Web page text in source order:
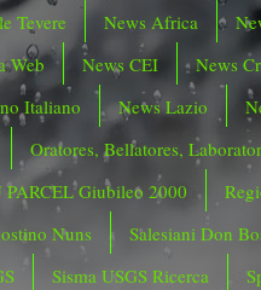
Tevere News Africa
Web News CEI News
Italiano News Lazio
Oratores, Bellatores,
PARCEL Giubileo 2000
Nuns Salesiani Don
Sisma USGS Ricerca